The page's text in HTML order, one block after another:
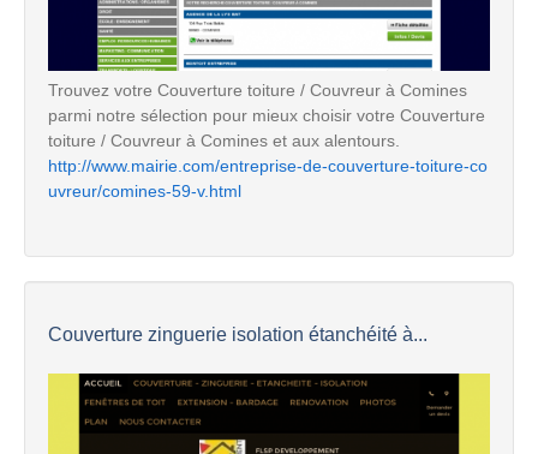
Trouvez votre Couverture toiture / Couvreur à Comines
parmi notre sélection pour mieux choisir votre Couverture
toiture / Couvreur à Comines et aux alentours.
http://www.mairie.com/entreprise-de-couverture-toiture-co
uvreur/comines-59-v.html
Couverture zinguerie isolation étanchéité à...